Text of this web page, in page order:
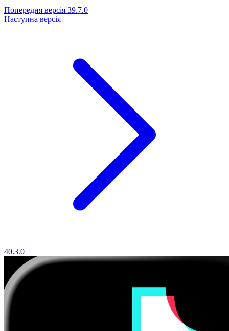
Попередня версія 39.7.0
Наступна версія
40.3.0